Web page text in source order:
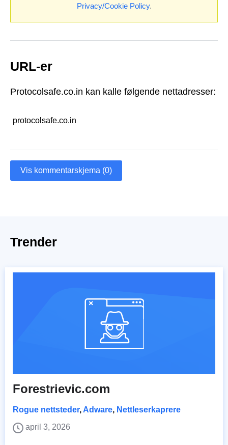
Privacy/Cookie Policy.
URL-er
Protocolsafe.co.in kan kalle følgende nettadresser:
protocolsafe.co.in
Vis kommentarskjema (0)
Trender
Forestrievic.com
Rogue nettsteder,Adware, Nettleserkaprere
april 3, 2026